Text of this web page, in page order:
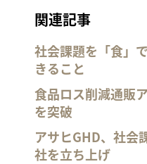
関連記事
社会課題を「食」
きること
食品ロス削減通販
を突破
アサヒGHD、社会
社を立ち上げ